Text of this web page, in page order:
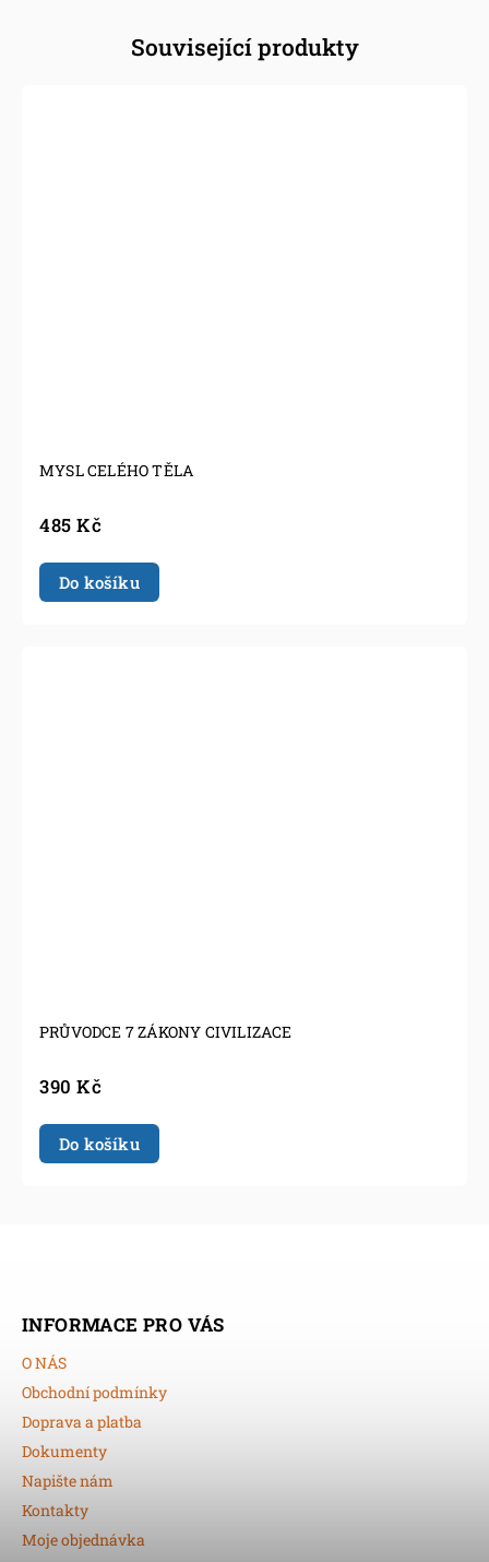
Související produkty
MYSL CELÉHO TĚLA
485 Kč
Do košíku
PRŮVODCE 7 ZÁKONY CIVILIZACE
390 Kč
Do košíku
INFORMACE PRO VÁS
O NÁS
Obchodní podmínky
Doprava a platba
Dokumenty
Napište nám
Kontakty
Moje objednávka